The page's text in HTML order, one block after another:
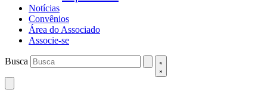
Notícias
Convênios
Área do Associado
Associe-se
Busca